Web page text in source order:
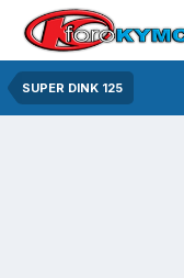
SUPER DINK 125